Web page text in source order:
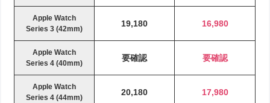
Apple Watch
Series 3 (42mm)
19,180 16,980
Apple Watch
Series 4 (40mm)
要確認 要確認
Apple Watch
Series 4 (44mm)
20,180 17,980